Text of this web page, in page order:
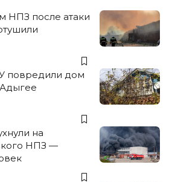
НПЗ после атаки
повредили дом
на
НПЗ —